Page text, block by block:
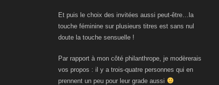
Et puis le choix des invitées aussi peut-être…la
touche féminine sur plusieurs titres est sans nul
doute la touche sensuelle !
Par rapport à mon côté philanthrope, je modèrerais
vos propos : il y a trois-quatre personnes qui en
prennent un peu pour leur grade aussi